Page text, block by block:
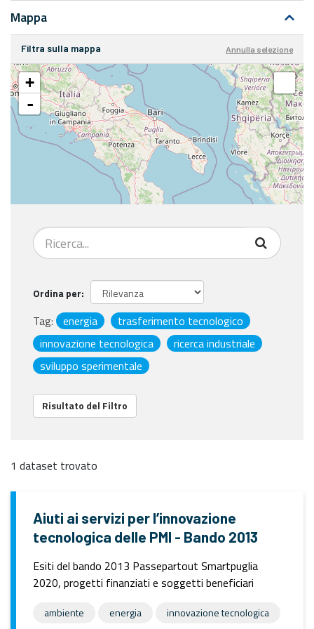
Mappa
Filtra sulla mappa Annulla selezione
+
-
Ordina per
Tag: energia
trasferimento tecnologico
innovazione tecnologica
ricerca industriale
sviluppo sperimentale
Risultato del Filtro
1 dataset trovato
Aiuti ai servizi per l’innovazione
tecnologica delle PMI - Bando 2013
Esiti del bando 2013 Passepartout Smartpuglia
2020, progetti finanziati e soggetti beneficiari
ambiente energia innovazione tecnologica